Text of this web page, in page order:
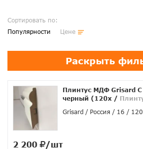
Сортировать по:
Популярности
Цене
Раскрыть
Плинтус МДФ Grisard
черный (120x /
Grisard
Россия 16 120
2 200 /шт